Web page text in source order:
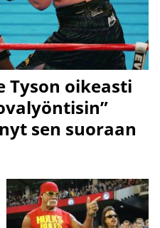
Tyson oikeasti
sen suoraan